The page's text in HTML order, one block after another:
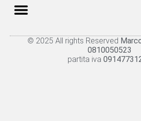
© 2025 All rights Reserved
0810050523
partita iva